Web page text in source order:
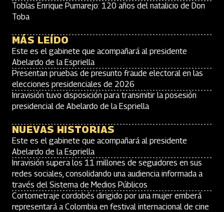
Tobías Enrique Pumarejo: 120 años del natalicio de Don
Toba
MÁS LEÍDO
Este es el gabinete que acompañará al presidente
Abelardo de la Espriella
Presentan pruebas de presunto fraude electoral en las
elecciones presidenciales de 2026
Inravisión tuvo disposición para transmitir la posesión
presidencial de Abelardo de la Espriella
NUEVAS HISTORIAS
Este es el gabinete que acompañará al presidente
Abelardo de la Espriella
Inravisión supera los 11 millones de seguidores en sus
redes sociales, consolidando una audiencia informada a
través del Sistema de Medios Públicos
Cortometraje cordobés dirigido por una mujer emberá
representará a Colombia en festival internacional de cine